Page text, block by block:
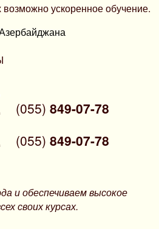
ускоренное обучение.
(055) 849-07-78
(055) 849-07-78
и обеспечиваем высокое
своих курсах.